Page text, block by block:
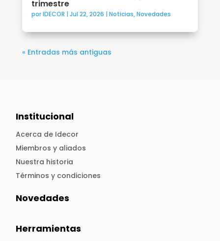
trimestre
porIDECOR | Jul 22, 2026 | Noticias,Novedades
« Entradas más antiguas
Institucional
Acerca de Idecor
Miembros y aliados
Nuestra historia
Términos y condiciones
Novedades
Herramientas